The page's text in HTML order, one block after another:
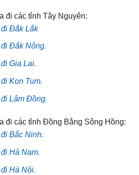
đi các tỉnh Tây Nguyên:
đi Đắk Lắk
Đắk Nông.
Gia Lai.
Kon Tum.
Lâm Đồng.
đi các tỉnh Đồng Bằng Sông Hồng:
Bắc Ninh.
Hà Nam.
Hà Nội.